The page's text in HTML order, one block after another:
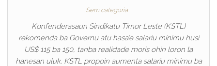
Sem categoria
Konfenderasaun Sindikatu Timor Leste (KSTL)
rekomenda ba Governu atu hasa’e salariu mínimu husi
US$ 115 ba 150, tanba realidade moris ohin loron la
hanesan uluk. KSTL propoin aumenta salariu mínimu ba